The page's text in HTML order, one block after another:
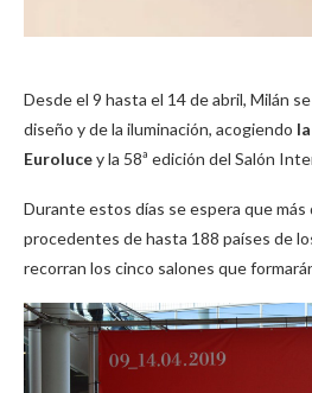
Desde el 9 hasta el 14 de abril, Milán
diseño y de la iluminación, acogiendo
Eurolucey la 58ª edición del Salón
Durante estos días se espera que
procedentes de hasta 188 países de
recorran los cinco salones que